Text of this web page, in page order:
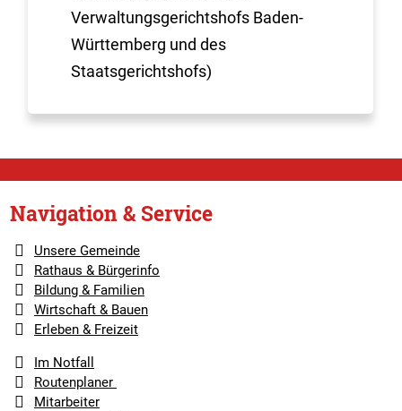
Verwaltungsgerichtshofs Baden-
Württemberg und des
Staatsgerichtshofs)
Navigation & Service
Unsere Gemeinde
Rathaus & Bürgerinfo
Bildung & Familien
Wirtschaft & Bauen
Erleben & Freizeit
Im Notfall
Routenplaner
Mitarbeiter